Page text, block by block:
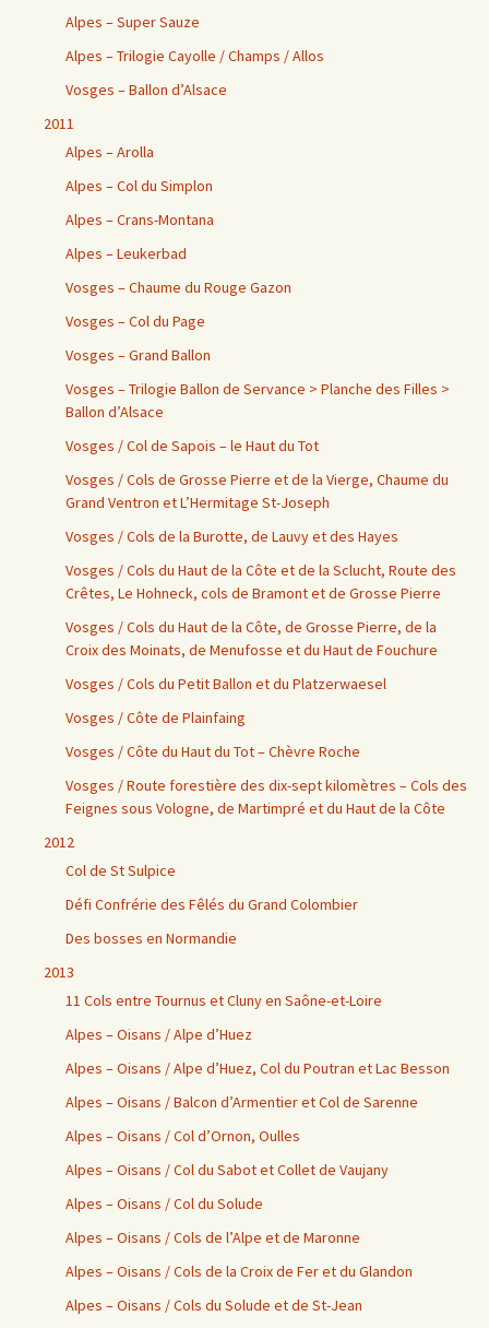
Alpes – Super Sauze
Alpes – Trilogie Cayolle / Champs / Allos
Vosges – Ballon d’Alsace
2011
Alpes – Arolla
Alpes – Col du Simplon
Alpes – Crans-Montana
Alpes – Leukerbad
Vosges – Chaume du Rouge Gazon
Vosges – Col du Page
Vosges – Grand Ballon
Vosges – Trilogie Ballon de Servance > Planche des Filles >
Ballon d’Alsace
Vosges / Col de Sapois – le Haut du Tot
Vosges / Cols de Grosse Pierre et de la Vierge, Chaume du
Grand Ventron et L’Hermitage St-Joseph
Vosges / Cols de la Burotte, de Lauvy et des Hayes
Vosges / Cols du Haut de la Côte et de la Sclucht, Route des
Crêtes, Le Hohneck, cols de Bramont et de Grosse Pierre
Vosges / Cols du Haut de la Côte, de Grosse Pierre, de la
Croix des Moinats, de Menufosse et du Haut de Fouchure
Vosges / Cols du Petit Ballon et du Platzerwaesel
Vosges / Côte de Plainfaing
Vosges / Côte du Haut du Tot – Chèvre Roche
Vosges / Route forestière des dix-sept kilomètres – Cols des
Feignes sous Vologne, de Martimpré et du Haut de la Côte
2012
Col de St Sulpice
Défi Confrérie des Fêlés du Grand Colombier
Des bosses en Normandie
2013
11 Cols entre Tournus et Cluny en Saône-et-Loire
Alpes – Oisans / Alpe d’Huez
Alpes – Oisans / Alpe d’Huez, Col du Poutran et Lac Besson
Alpes – Oisans / Balcon d’Armentier et Col de Sarenne
Alpes – Oisans / Col d’Ornon, Oulles
Alpes – Oisans / Col du Sabot et Collet de Vaujany
Alpes – Oisans / Col du Solude
Alpes – Oisans / Cols de l’Alpe et de Maronne
Alpes – Oisans / Cols de la Croix de Fer et du Glandon
Alpes – Oisans / Cols du Solude et de St-Jean